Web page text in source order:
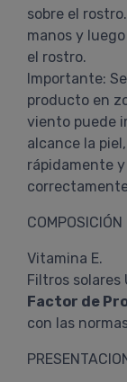
sobre el
manos y
el rostro.
Importante:
producto en
viento puede
alcance la
rápidamente
COMPOSICIÓN
Vitamina E.
Filtros solares
Factor de
con las